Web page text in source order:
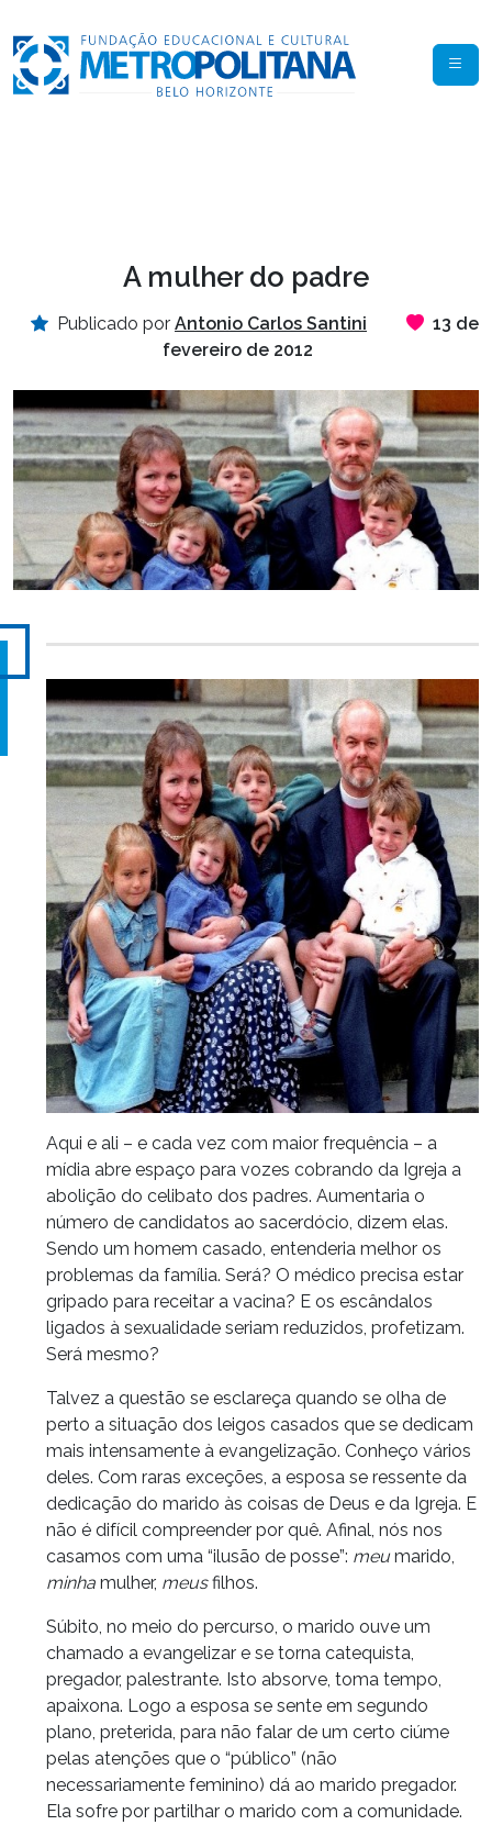
A mulher do padre
Publicado por Antonio Carlos Santini
13 de
fevereiro de 2012
Aqui e ali – e cada vez com maior frequência – a
mídia abre espaço para vozes cobrando da Igreja a
abolição do celibato dos padres. Aumentaria o
número de candidatos ao sacerdócio, dizem elas.
Sendo um homem casado, entenderia melhor os
problemas da família. Será? O médico precisa estar
gripado para receitar a vacina? E os escândalos
ligados à sexualidade seriam reduzidos, profetizam.
Será mesmo?
Talvez a questão se esclareça quando se olha de
perto a situação dos leigos casados que se dedicam
mais intensamente à evangelização. Conheço vários
deles. Com raras exceções, a esposa se ressente da
dedicação do marido às coisas de Deus e da Igreja. E
não é difícil compreender por quê. Afinal, nós nos
casamos com uma “ilusão de posse”: meumarido,
minha mulher, meusfilhos.
Súbito, no meio do percurso, o marido ouve um
chamado a evangelizar e se torna catequista,
pregador, palestrante. Isto absorve, toma tempo,
apaixona. Logo a esposa se sente em segundo
plano, preterida, para não falar de um certo ciúme
pelas atenções que o “público” (não
necessariamente feminino) dá ao marido pregador.
Ela sofre por partilhar o marido com a comunidade.